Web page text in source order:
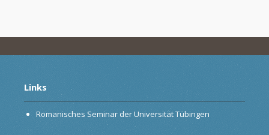
Links
Romanisches Seminar der Universität Tübingen